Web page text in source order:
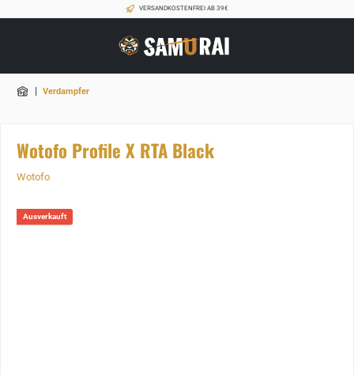
VERSANDKOSTENFREI AB 39€
| Verdampfer
Wotofo Profile X RTA Black
Wotofo
Ausverkauft